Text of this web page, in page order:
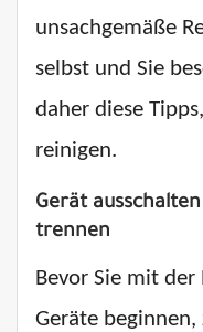
unsachgemäße
selbst und Sie
daher diese
reinigen.
Gerät
trennen
Bevor Sie mit
Geräte beginnen,